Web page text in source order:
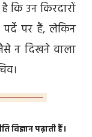
कि उन किरदारों
पर हैं, लेकिन
न दिखने वाला
विज्ञान पढ़ाती हैं।